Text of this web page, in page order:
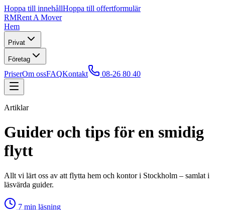
Hoppa till innehållHoppa till offertformulär
RMRent A Mover
Hem
Privat
Företag
PriserOm ossFAQKontakt 08-26 80 40
Artiklar
Guider och tips för en smidig
flytt
Allt vi lärt oss av att flytta hem och kontor i Stockholm – samlat i
läsvärda guider.
7 min läsning